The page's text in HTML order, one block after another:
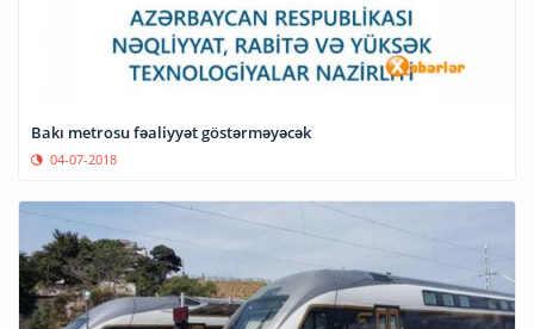
Bakı metrosu fəaliyyət göstərməyəcək
04-07-2018